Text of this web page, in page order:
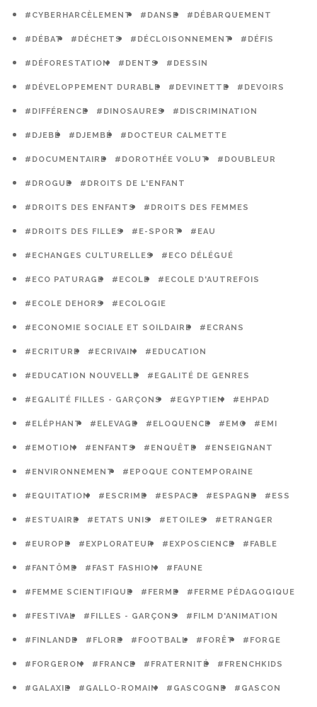
#CYBERHARCÈLEMENT #DANSE #DÉBARQUEMENT
#DÉBAT #DÉCHETS #DÉCLOISONNEMENT #DÉFIS
#DÉFORESTATION #DENTS #DESSIN
#DÉVELOPPEMENT DURABLE #DEVINETTE #DEVOIRS
#DIFFÉRENCE #DINOSAURES #DISCRIMINATION
#DJEBÉ #DJEMBÉ #DOCTEUR CALMETTE
#DOCUMENTAIRE #DOROTHÉE VOLUT #DOUBLEUR
#DROGUE #DROITS DE L'ENFANT
#DROITS DES ENFANTS #DROITS DES FEMMES
#DROITS DES FILLES #E-SPORT #EAU
#ECHANGES CULTURELLES #ECO DÉLÉGUÉ
#ECO PATURAGE #ECOLE #ECOLE D'AUTREFOIS
#ECOLE DEHORS #ECOLOGIE
#ECONOMIE SOCIALE ET SOILDAIRE #ECRANS
#ECRITURE #ECRIVAIN #EDUCATION
#EDUCATION NOUVELLE #EGALITÉ DE GENRES
#EGALITÉ FILLES - GARÇONS #EGYPTIEN #EHPAD
#ELÉPHANT #ELEVAGE #ELOQUENCE #EMC #EMI
#EMOTION #ENFANTS #ENQUÊTE #ENSEIGNANT
#ENVIRONNEMENT #EPOQUE CONTEMPORAINE
#EQUITATION #ESCRIME #ESPACE #ESPAGNE #ESS
#ESTUAIRE #ETATS UNIS #ETOILES #ETRANGER
#EUROPE #EXPLORATEUR #EXPOSCIENCE #FABLE
#FANTÔME #FAST FASHION #FAUNE
#FEMME SCIENTIFIQUE #FERME #FERME PÉDAGOGIQUE
#FESTIVAL #FILLES - GARÇONS #FILM D'ANIMATION
#FINLANDE #FLORE #FOOTBALL #FORÊT #FORGE
#FORGERON #FRANCE #FRATERNITÉ #FRENCHKIDS
#GALAXIE #GALLO-ROMAIN #GASCOGNE #GASCON